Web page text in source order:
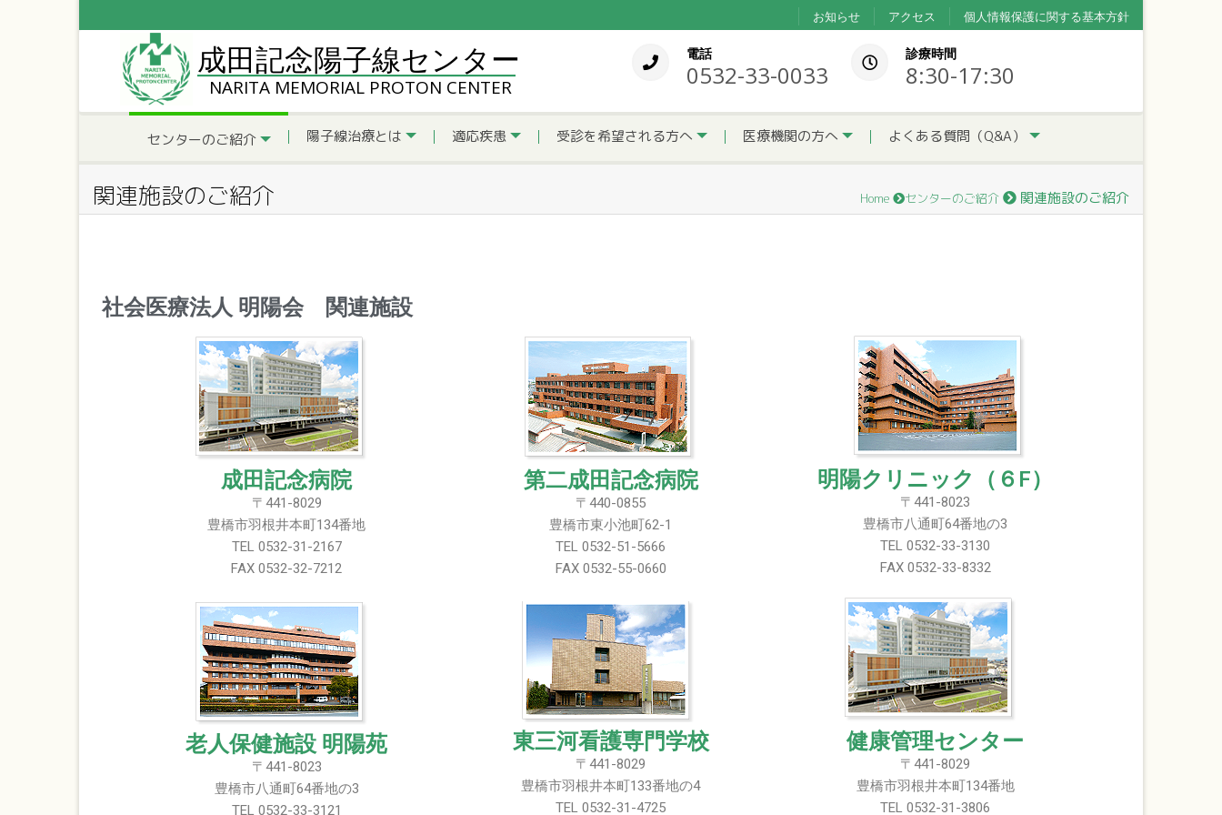
お知らせ アクセス 個人情報保護に関する基本方針
成田記念陽子線センター
NARITA MEMORIAL PROTON CENTER
電話
0532-33-0033
診療時間
8:30-17:30
センターのご紹介 陽子線治療とは 適応疾患 受診を希望される方へ 医療機関の方へ よくある質問（Q&A）
関連施設のご紹介 Home センターのご紹介 関連施設のご紹介
社会医療法人 明陽会 関連施設
成田記念病院
〒441-8029
豊橋市羽根井本町134番地
TEL 0532-31-2167
FAX 0532-32-7212
第二成田記念病院
〒440-0855
豊橋市東小池町62-1
TEL 0532-51-5666
FAX 0532-55-0660
明陽クリニック（６F）
〒441-8023
豊橋市八通町64番地の3
TEL 0532-33-3130
FAX 0532-33-8332
老人保健施設 明陽苑
〒441-8023
豊橋市八通町64番地の3
TEL 0532-33-3121
東三河看護専門学校
〒441-8029
豊橋市羽根井本町133番地の4
TEL 0532-31-4725
健康管理センター
〒441-8029
豊橋市羽根井本町134番地
TEL 0532-31-3806